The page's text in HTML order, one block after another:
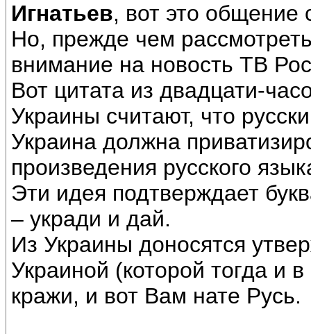
Игнатьев, вот это общение
Но, прежде чем
внимание на новость ТВ
Вот цитата из двадцати-
Украины считают, что
Украина должна
произведения русского
Эти идея подтверждает
– укради и дай.
Из Украины доносятся
Украиной (которой тогда и
кражи, и вот Вам нате Русь.